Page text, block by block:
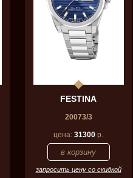
FESTINA
20073/3
цена: 31300 р.
запросить цену со скидкой